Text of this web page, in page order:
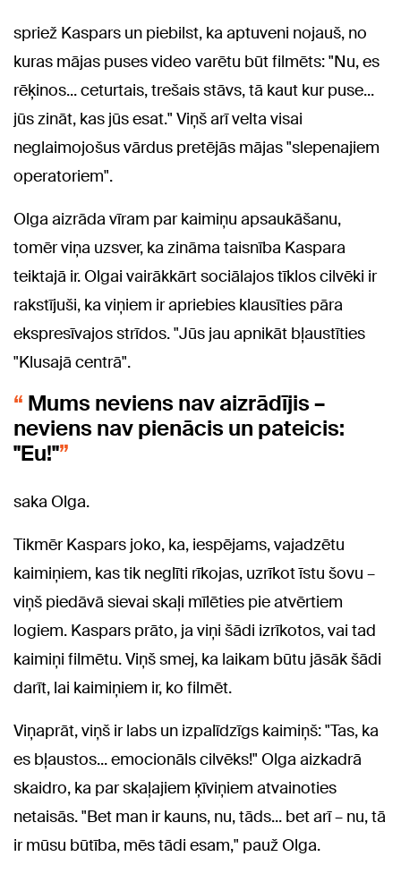
spriež Kaspars un piebilst, ka aptuveni nojauš, no
kuras mājas puses video varētu būt filmēts: "Nu, es
rēķinos... ceturtais, trešais stāvs, tā kaut kur puse...
jūs zināt, kas jūs esat." Viņš arī velta visai
neglaimojošus vārdus pretējās mājas "slepenajiem
operatoriem".
Olga aizrāda vīram par kaimiņu apsaukāšanu,
tomēr viņa uzsver, ka zināma taisnība Kaspara
teiktajā ir. Olgai vairākkārt sociālajos tīklos cilvēki ir
rakstījuši, ka viņiem ir apriebies klausīties pāra
ekspresīvajos strīdos. "Jūs jau apnikāt bļaustīties
"Klusajā centrā".
Mums neviens nav aizrādījis –
neviens nav pienācis un pateicis:
"Eu!"
saka Olga.
Tikmēr Kaspars joko, ka, iespējams, vajadzētu
kaimiņiem, kas tik neglīti rīkojas, uzrīkot īstu šovu –
viņš piedāvā sievai skaļi mīlēties pie atvērtiem
logiem. Kaspars prāto, ja viņi šādi izrīkotos, vai tad
kaimiņi filmētu. Viņš smej, ka laikam būtu jāsāk šādi
darīt, lai kaimiņiem ir, ko filmēt.
Viņaprāt, viņš ir labs un izpalīdzīgs kaimiņš: "Tas, ka
es bļaustos... emocionāls cilvēks!" Olga aizkadrā
skaidro, ka par skaļajiem ķīviņiem atvainoties
netaisās. "Bet man ir kauns, nu, tāds... bet arī – nu, tā
ir mūsu būtība, mēs tādi esam," pauž Olga.